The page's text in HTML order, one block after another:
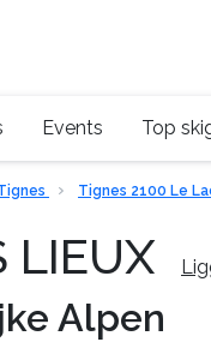
Events Top
Tignes 2100 Le
LIEUX
Alpen